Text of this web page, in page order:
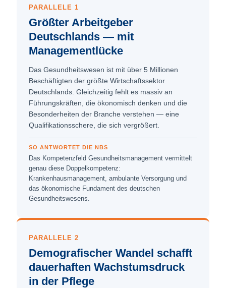
PARALLELE 1
Größter Arbeitgeber
Deutschlands — mit
Managementlücke
Das Gesundheitswesen ist mit über 5 Millionen
Beschäftigten der größte Wirtschaftssektor
Deutschlands. Gleichzeitig fehlt es massiv an
Führungskräften, die ökonomisch denken und die
Besonderheiten der Branche verstehen — eine
Qualifikationsschere, die sich vergrößert.
SO ANTWORTET DIE NBS
Das Kompetenzfeld Gesundheitsmanagement vermittelt
genau diese Doppelkompetenz:
Krankenhausmanagement, ambulante Versorgung und
das ökonomische Fundament des deutschen
Gesundheitswesens.
PARALLELE 2
Demografischer Wandel schafft
dauerhaften Wachstumsdruck
in der Pflege